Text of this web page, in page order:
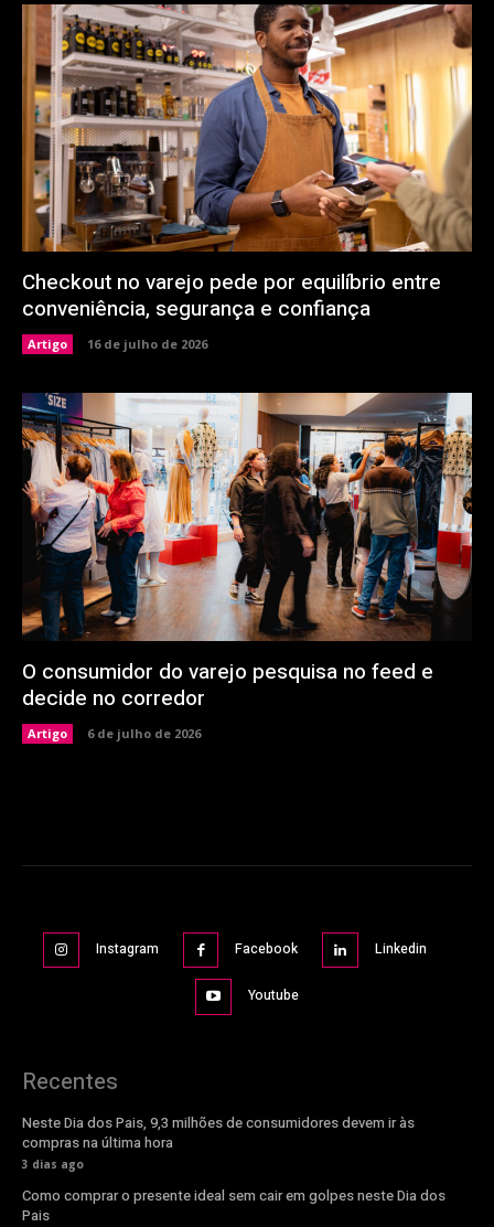
Checkout no varejo pede por equilíbrio entre
conveniência, segurança e confiança
Artigo 16 de julho de 2026
O consumidor do varejo pesquisa no feed e
decide no corredor
Artigo 6 de julho de 2026
Instagram Facebook Linkedin
Youtube
Recentes
Neste Dia dos Pais, 9,3 milhões de consumidores devem ir às
compras na última hora
3 dias ago
Como comprar o presente ideal sem cair em golpes neste Dia dos
Pais